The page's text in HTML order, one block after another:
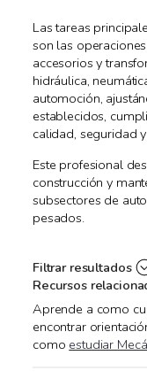
Las tareas
son las
accesorios y
hidráulica,
automoción,
establecidos,
calidad, seguridad
Este profesional
construcción y
subsectores de
pesados.
Filtrar resultados
Recursos
Aprende a como
encontrar
como estudiar